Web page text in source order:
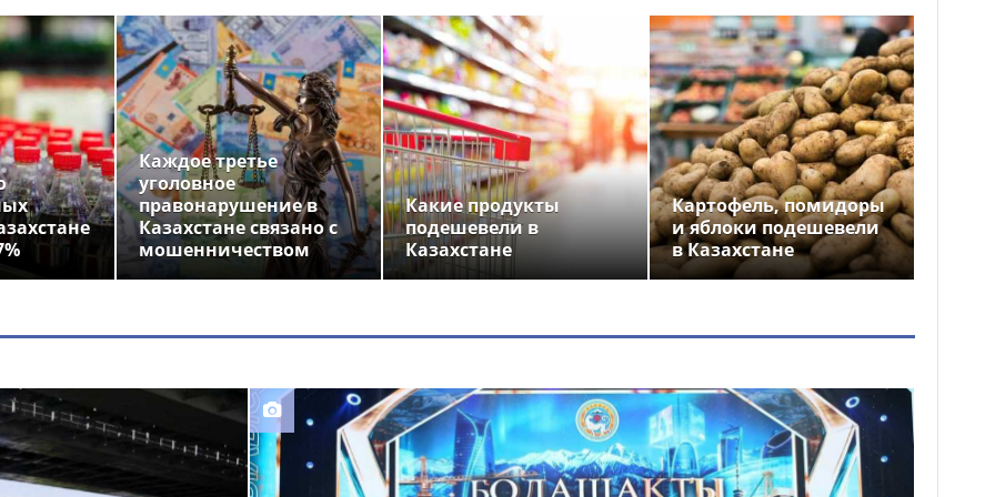
Каждое третье
уголовное
правонарушение в
Казахстане связано с
мошенничеством
Какие продукты
подешевели в
Казахстане
Картофель, помидоры
и яблоки подешевели
в Казахстане